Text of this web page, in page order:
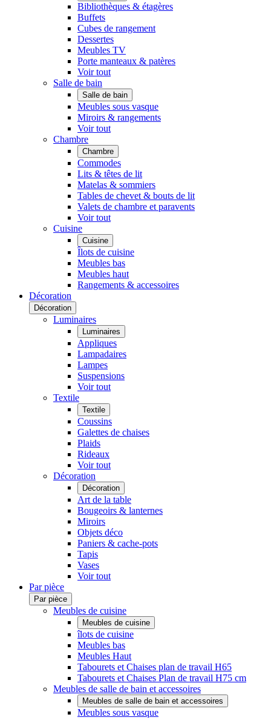
Bibliothèques & étagères
Buffets
Cubes de rangement
Dessertes
Meubles TV
Porte manteaux & patères
Voir tout
Salle de bain
Salle de bain
Meubles sous vasque
Miroirs & rangements
Voir tout
Chambre
Chambre
Commodes
Lits & têtes de lit
Matelas & sommiers
Tables de chevet & bouts de lit
Valets de chambre et paravents
Voir tout
Cuisine
Cuisine
Îlots de cuisine
Meubles bas
Meubles haut
Rangements & accessoires
Décoration
Décoration
Luminaires
Luminaires
Appliques
Lampadaires
Lampes
Suspensions
Voir tout
Textile
Textile
Coussins
Galettes de chaises
Plaids
Rideaux
Voir tout
Décoration
Décoration
Art de la table
Bougeoirs & lanternes
Miroirs
Objets déco
Paniers & cache-pots
Tapis
Vases
Voir tout
Par pièce
Par pièce
Meubles de cuisine
Meubles de cuisine
îlots de cuisine
Meubles bas
Meubles Haut
Tabourets et Chaises plan de travail H65
Tabourets et Chaises Plan de travail H75 cm
Meubles de salle de bain et accessoires
Meubles de salle de bain et accessoires
Meubles sous vasque